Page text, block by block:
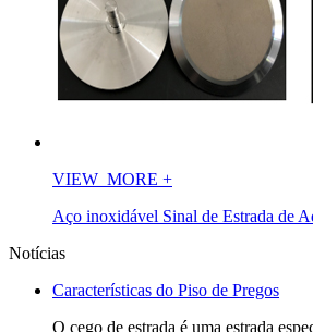
VIEW_MORE +
Aço inoxidável Sinal de Estrada de
Notícias
Características do Piso de Pregos
O cego de estrada é uma estrada